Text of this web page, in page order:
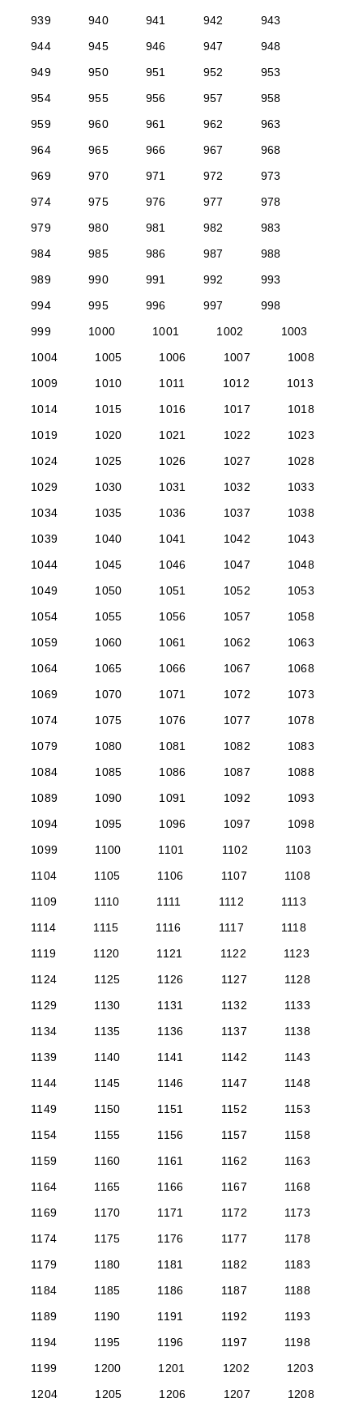
939
940 941 942
943
944
945 946 947
948
949
950 951 952
953
954
955 956 957
958
959
960 961 962
963
964
965 966 967
968
969
970 971 972
973
974
975 976 977
978
979
980 981 982
983
984
985 986 987
988
989
990 991 992
993
994
995 996 997
998
999
1000 1001 1002
1003
1004
1005 1006 1007
1008
1009
1010 1011 1012
1013
1014
1015 1016 1017
1018
1019
1020 1021 1022
1023
1024
1025 1026 1027
1028
1029
1030 1031 1032
1033
1034
1035 1036 1037
1038
1039
1040 1041 1042
1043
1044
1045 1046 1047
1048
1049
1050 1051 1052
1053
1054
1055 1056 1057
1058
1059
1060 1061 1062
1063
1064
1065 1066 1067
1068
1069
1070 1071 1072
1073
1074
1075 1076 1077
1078
1079
1080 1081 1082
1083
1084
1085 1086 1087
1088
1089
1090 1091 1092
1093
1094
1095 1096 1097
1098
1099
1100 1101 1102
1103
1104
1105 1106 1107
1108
1109
1110 1111 1112
1113
1114
1115 1116 1117
1118
1119
1120 1121 1122
1123
1124
1125 1126 1127
1128
1129
1130 1131 1132
1133
1134
1135 1136 1137
1138
1139
1140 1141 1142
1143
1144
1145 1146 1147
1148
1149
1150 1151 1152
1153
1154
1155 1156 1157
1158
1159
1160 1161 1162
1163
1164
1165 1166 1167
1168
1169
1170 1171 1172
1173
1174
1175 1176 1177
1178
1179
1180 1181 1182
1183
1184
1185 1186 1187
1188
1189
1190 1191 1192
1193
1194
1195 1196 1197
1198
1199
1200 1201 1202
1203
1204
1205 1206 1207
1208